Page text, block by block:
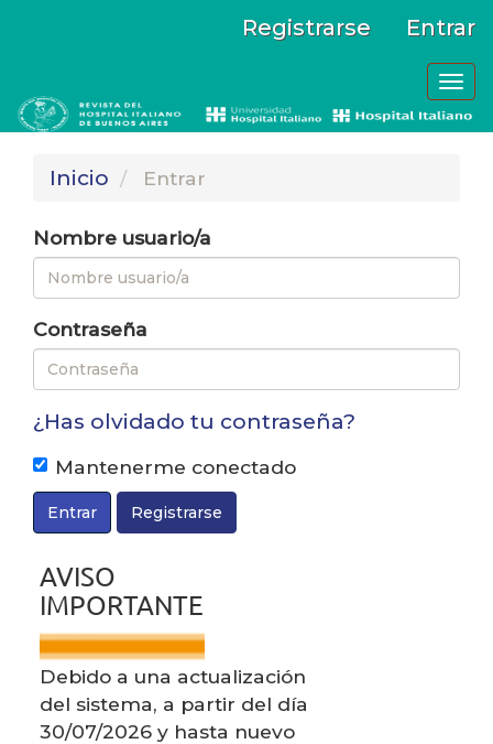
e
g
c
ó
n
r
c
i
p
a
C
o
n
t
e
n
Registrarse Entrar
Inicio Entrar
Nombre usuario/a
Contraseña
¿Has olvidado tu contraseña?
Mantenerme conectado
Entrar Registrarse
aviso
AVISO
IMPORTANTE
Debido a una actualización
del sistema, a partir del día
30/07/2026 y hasta nuevo